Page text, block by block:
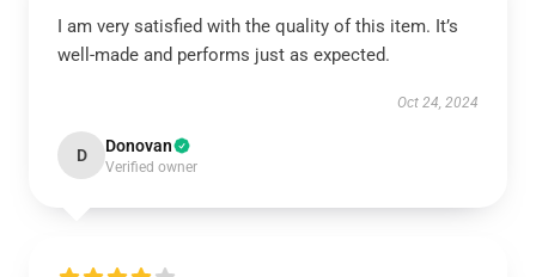
I am very satisfied with the quality of this item. It’s
well-made and performs just as expected.
Oct 24, 2024
D Donovan
Verified owner